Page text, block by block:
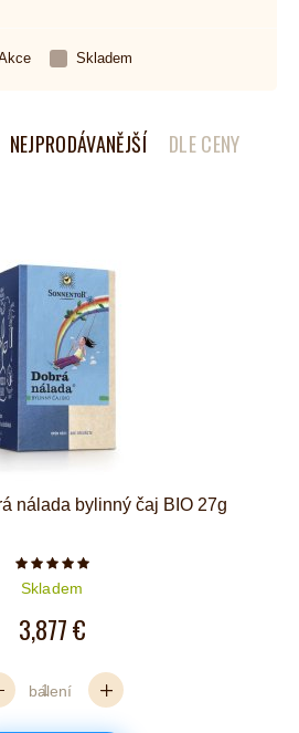
Skladem
NEJPRODÁVANĚJŠÍ DLE CENY
nálada bylinný čaj BIO 27g
Počet hvězdiček je 5 z 5
Skladem
3,877 €
balení